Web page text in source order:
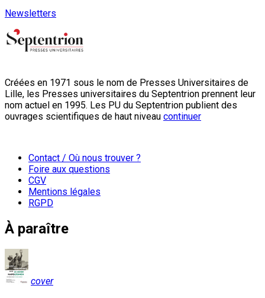
Newsletters
Créées en 1971 sous le nom de Presses Universitaires de
Lille, les Presses universitaires du Septentrion prennent leur
nom actuel en 1995. Les PU du Septentrion publient des
ouvrages scientifiques de haut niveau continuer
Contact / Où nous trouver ?
Foire aux questions
CGV
Mentions légales
RGPD
À paraître
cover